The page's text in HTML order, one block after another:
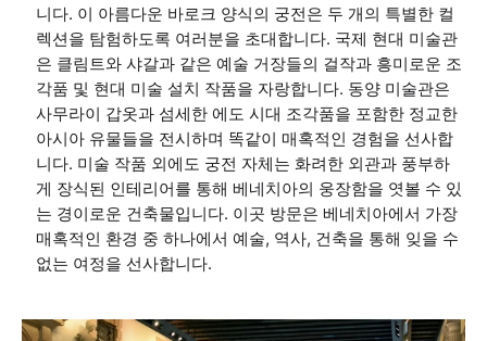
니다. 이 아름다운 바로크 양식의 궁전은 두 개의 특별한 컬
렉션을 탐험하도록 여러분을 초대합니다. 국제 현대 미술관
은 클림트와 샤갈과 같은 예술 거장들의 걸작과 흥미로운 조
각품 및 현대 미술 설치 작품을 자랑합니다. 동양 미술관은
사무라이 갑옷과 섬세한 에도 시대 조각품을 포함한 정교한
아시아 유물들을 전시하며 똑같이 매혹적인 경험을 선사합
니다. 미술 작품 외에도 궁전 자체는 화려한 외관과 풍부하
게 장식된 인테리어를 통해 베네치아의 웅장함을 엿볼 수 있
는 경이로운 건축물입니다. 이곳 방문은 베네치아에서 가장
매혹적인 환경 중 하나에서 예술, 역사, 건축을 통해 잊을 수
없는 여정을 선사합니다.